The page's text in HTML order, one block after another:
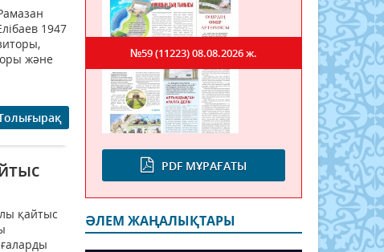
1947
және
қайтыс
PDF МҰРАҒАТЫ
№59 (11223)08.08.2026 ж.
ӘЛЕМ ЖАҢАЛЫҚТАРЫ